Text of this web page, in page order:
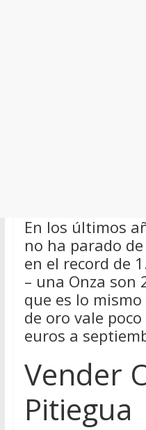
En los últimos
no ha parado
en el record de
– una Onza son
que es lo
de oro vale
euros a
Vender
Pitiegua